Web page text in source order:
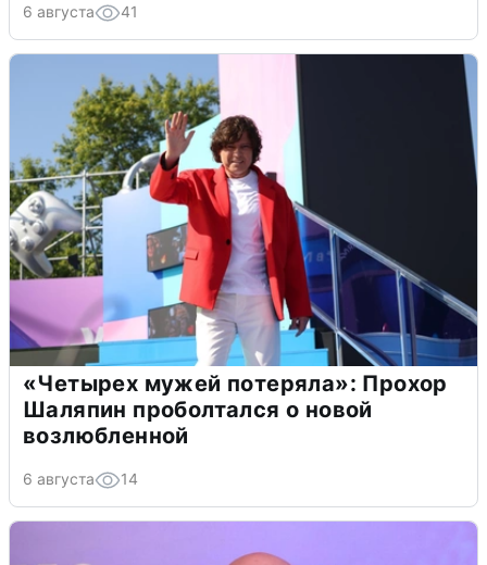
6 августа 41
«Четырех мужей потеряла»: Прохор
Шаляпин проболтался о новой
возлюбленной
6 августа 14